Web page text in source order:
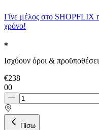
Γίνε μέλος στο SHOPFLIX
χρόνο!
Ισχύουν όροι &
€238
00
Πίσω